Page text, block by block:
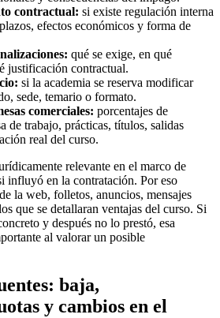
contractual: si existe regulación interna
efectos económicos y forma de
qué se exige, en qué
justificación contractual.
si la academia se reserva modificar
sede, temario o formato.
comerciales: porcentajes de
de trabajo, prácticas, títulos, salidas
real del curso.
relevante en el marco de
influyó en la contratación. Por eso
la web, folletos, anuncios, mensajes
que se detallaran ventajas del curso. Si
y después no lo prestó, esa
al valorar un posible
baja,
y cambios en el